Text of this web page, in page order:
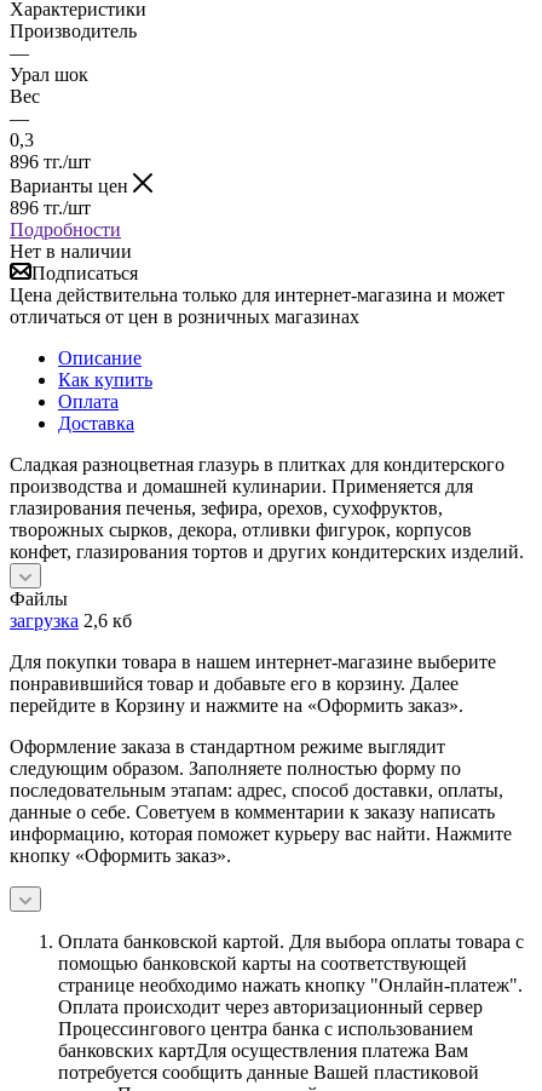
Характеристики
Производитель
—
Урал шок
Вес
—
0,3
896 тг./шт
Варианты цен
896 тг./шт
Подробности
Нет в наличии
Подписаться
Цена действительна только для интернет-магазина и может
отличаться от цен в розничных магазинах
Описание
Как купить
Оплата
Доставка
Сладкая разноцветная глазурь в плитках для кондитерского
производства и домашней кулинарии. Применяется для
глазирования печенья, зефира, орехов, сухофруктов,
творожных сырков, декора, отливки фигурок, корпусов
конфет, глазирования тортов и других кондитерских изделий.
Файлы
загрузка 2,6 кб
Для покупки товара в нашем интернет-магазине выберите
понравившийся товар и добавьте его в корзину. Далее
перейдите в Корзину и нажмите на «Оформить заказ».
Оформление заказа в стандартном режиме выглядит
следующим образом. Заполняете полностью форму по
последовательным этапам: адрес, способ доставки, оплаты,
данные о себе. Советуем в комментарии к заказу написать
информацию, которая поможет курьеру вас найти. Нажмите
кнопку «Оформить заказ».
Оплата банковской картой. Для выбора оплаты товара с
помощью банковской карты на соответствующей
странице необходимо нажать кнопку "Онлайн-платеж".
Оплата происходит через авторизационный сервер
Процессингового центра банка с использованием
банковских картДля осуществления платежа Вам
потребуется сообщить данные Вашей пластиковой